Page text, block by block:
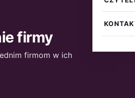
firmy
firmom w ich